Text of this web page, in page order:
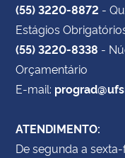
(55) 3220-8872 -
Estágios
(55) 3220-8338 -
Orçamentário
E-mail:
ATENDIMENTO:
De segunda a sexta-